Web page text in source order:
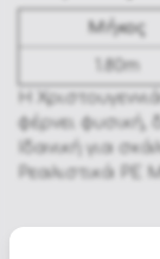
Μήκος
1.80m
Η
φέρνει φυσική,
Ιδανική για
Ρεαλιστικά PE